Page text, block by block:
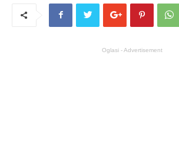
Oglasi - Advertisement